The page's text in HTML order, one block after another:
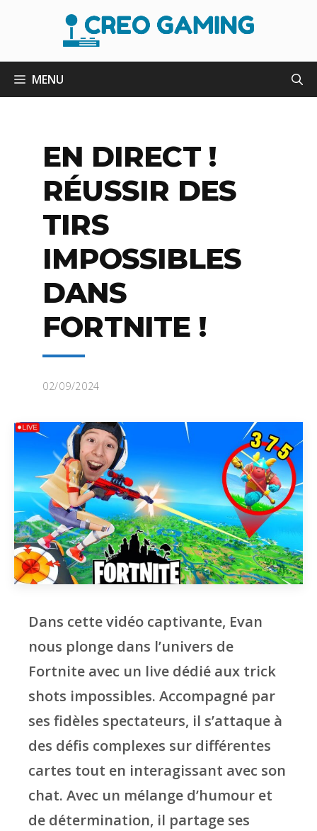
MENU
EN DIRECT !
RÉUSSIR DES
TIRS
IMPOSSIBLES
DANS
FORTNITE !
02/09/2024
Dans cette vidéo captivante, Evan
nous plonge dans l’univers de
Fortnite avec un live dédié aux trick
shots impossibles. Accompagné par
ses fidèles spectateurs, il s’attaque à
des défis complexes sur différentes
cartes tout en interagissant avec son
chat. Avec un mélange d’humour et
de détermination, il partage ses